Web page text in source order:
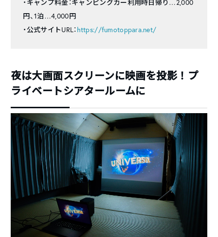
・キャンプ料金：キャンピングカー利用時日帰り…2,000
円、1泊…4,000円
・公式サイトURL： https://fumotoppara.net/
夜は大画面スクリーンに映画を投影！プ
ライベートシアタールームに